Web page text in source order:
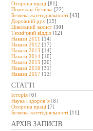
Охорона праці [81]
Пожежна безпека [22]
Безпека життєдіяльності [43]
Дорожній рух [15]
Цивільний захист [30]
Технічний відділ [12]
Накази 2011 [14]
Накази 2012 [17]
Накази 2013 [14]
Накази 2014 [10]
Накази 2015 [20]
Накази 2016 [31]
Накази 2017 [13]
СТАТТІ
Історія [6]
Наука і здоров’я [8]
Охорона праці [7]
Безпeка життєдіяльності [11]
АРХІВ ЗАПИСІВ